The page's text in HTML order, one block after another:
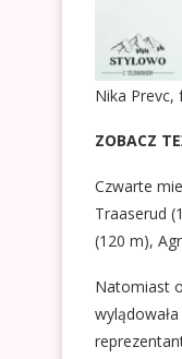
Nika Prevc,
ZOBACZ
Czwarte
Traaserud
(120 m),
Natomiast